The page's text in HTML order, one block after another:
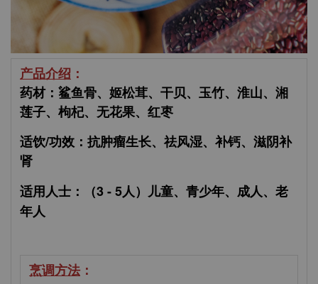
产品介绍 ：
药材：鲨鱼骨、姬松茸、干贝、玉竹、淮山、湘
莲子、枸杞、无花果、红枣
适饮/功效：抗肿瘤生长、祛风湿、补钙、滋阴补
肾
适用人士：（3 - 5人） 儿童、青少年、成人、老
年人
烹调方法 ：